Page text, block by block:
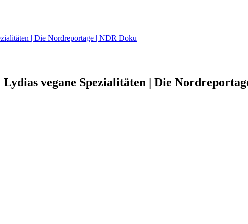
| Die Nordreportage | NDR Doku
vegane Spezialitäten | Die